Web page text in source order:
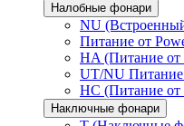
Налобные фонари
NU
Питание от
HA (Питание
UT/NU Питание
HC (Питание от
Наключные фонари